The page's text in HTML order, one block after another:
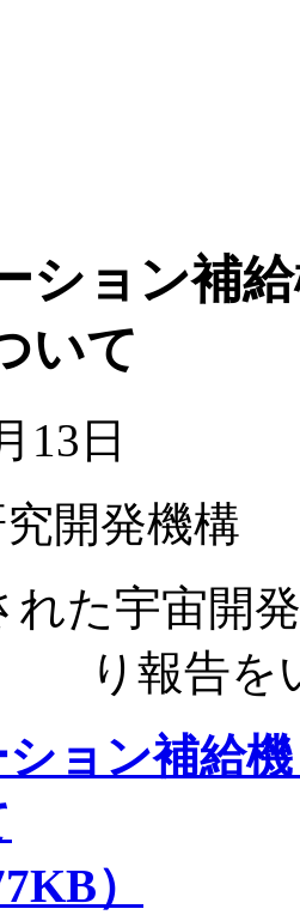
ション補
いて
13日
開発機構
れた宇宙開
り報告を
ョン補給
）